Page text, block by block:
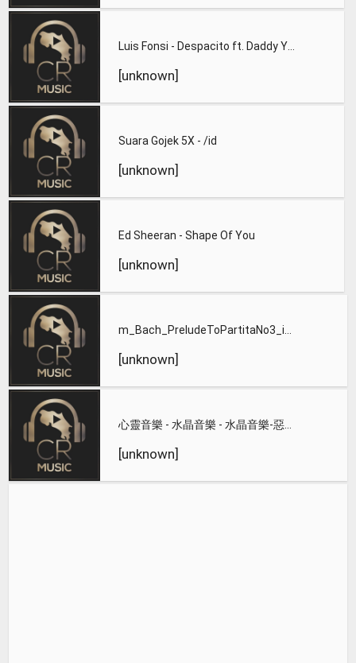
[unknown]
Suara Gojek 5X - /id
[unknown]
Ed Sheeran - Shape Of You
[unknown]
[unknown]
[unknown]